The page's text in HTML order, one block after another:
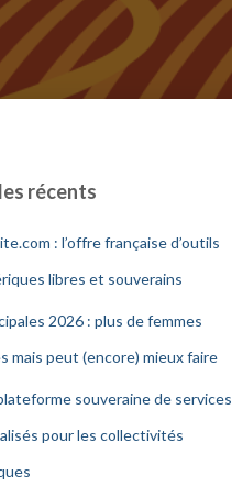
récents
: l’offre française d’outils
libres et souverains
2026 : plus de femmes
mais peut (encore) mieux faire
souveraine de services
pour les collectivités